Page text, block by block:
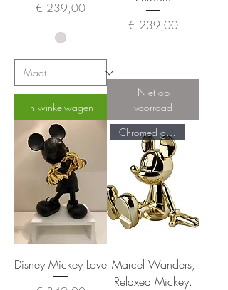
Prijs
€ 239,00
In winkelwagen
Prijs
€ 239,00
Niet op
voorraad
Disney Mickey Love
Chromed gold
Marcel Wanders,
Relaxed Mickey.